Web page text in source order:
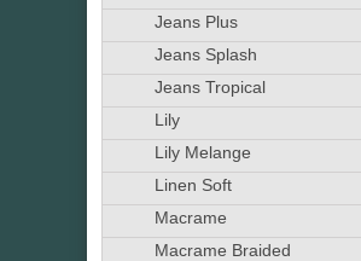
Jeans Plus
Jeans Splash
Jeans Tropical
Lily
Lily Melange
Linen Soft
Macrame
Macrame Braided